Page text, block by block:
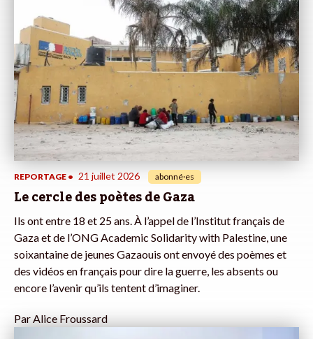
REPORTAGE • 21 juillet 2026 abonné·es
Le cercle des poètes de Gaza
Ils ont entre 18 et 25 ans. À l’appel de l’Institut français de
Gaza et de l’ONG Academic Solidarity with Palestine, une
soixantaine de jeunes Gazaouis ont envoyé des poèmes et
des vidéos en français pour dire la guerre, les absents ou
encore l’avenir qu’ils tentent d’imaginer.
ParAlice Froussard